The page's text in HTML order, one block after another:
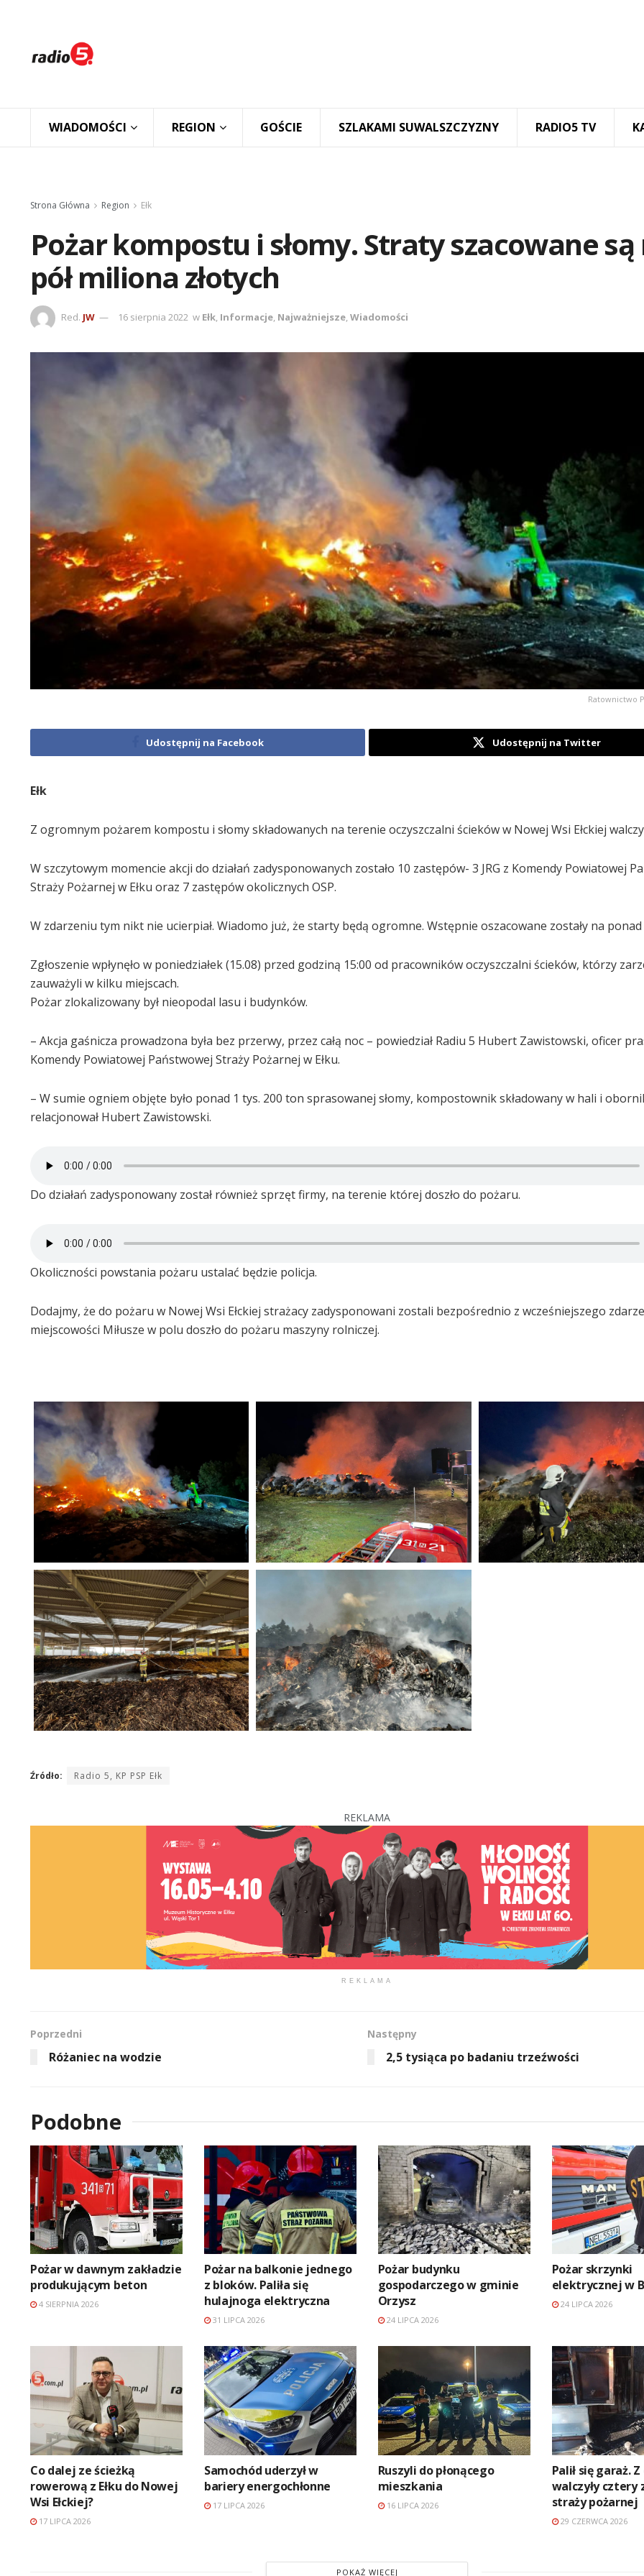
WIADOMOŚCI REGION GOŚCIE SZLAKAMI SUWALSZCZYZNY RADIO5 TV
Strona Główna Region Ełk
Pożar kompostu i słomy. Straty szacowane są
pół miliona złotych
Red. JW 16 sierpnia 2022 w Ełk, Informacje, Najważniejsze,Wiadomości
Ratownictwo
Udostępnij na Facebook Udostępnij na Twitter
Ełk
Z ogromnym pożarem kompostu i słomy składowanych na terenie oczyszczalni ścieków w Nowej Wsi Ełckiej
W szczytowym momencie akcji do działań zadysponowanych zostało 10 zastępów- 3 JRG z Komendy Powiatowej
Straży Pożarnej w Ełku oraz 7 zastępów okolicznych OSP.
W zdarzeniu tym nikt nie ucierpiał. Wiadomo już, że starty będą ogromne. Wstępnie oszacowane zostały na ponad
Zgłoszenie wpłynęło w poniedziałek (15.08) przed godziną 15:00 od pracowników oczyszczalni ścieków, którzy
zauważyli w kilku miejscach.
Pożar zlokalizowany był nieopodal lasu i budynków.
– Akcja gaśnicza prowadzona była bez przerwy, przez całą noc – powiedział Radiu 5 Hubert Zawistowski, oficer
Komendy Powiatowej Państwowej Straży Pożarnej w Ełku.
– W sumie ogniem objęte było ponad 1 tys. 200 ton sprasowanej słomy, kompostownik składowany w hali i
relacjonował Hubert Zawistowski.
Do działań zadysponowany został również sprzęt firmy, na terenie której doszło do pożaru.
Okoliczności powstania pożaru ustalać będzie policja.
Dodajmy, że do pożaru w Nowej Wsi Ełckiej strażacy zadysponowani zostali bezpośrednio z wcześniejszego
miejscowości Miłusze w polu doszło do pożaru maszyny rolniczej.
Źródło: Radio 5, KP PSP Ełk
REKLAMA
REKLAMA
Poprzedni
Różaniec na wodzie
Następny
2,5 tysiąca po badaniu trzeźwości
Podobne
Pożar w dawnym zakładzie
produkującym beton
4 SIERPNIA 2026
Pożar na balkonie jednego
z bloków. Paliła się
hulajnoga elektryczna
31 LIPCA 2026
Pożar budynku
gospodarczego w gminie
Orzysz
24 LIPCA 2026
Pożar skrzynki
elektrycznej w
24 LIPCA 2026
Co dalej ze ścieżką
rowerową z Ełku do Nowej
Wsi Ełckiej?
17 LIPCA 2026
Samochód uderzył w
bariery energochłonne
17 LIPCA 2026
Ruszyli do płonącego
mieszkania
16 LIPCA 2026
Palił się garaż.
walczyły cztery
straży pożarnej
29 CZERWCA 2026
POKAŻ WIĘCEJ